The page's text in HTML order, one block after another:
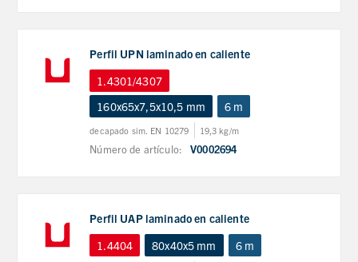
Perfil UPN laminado en caliente
1.4301/4307
160x65x7,5x10,5 mm
6 m
decapado sim. EN 10279 19,3 kg/m
Número de artículo: V0002694
Perfil UAP laminado en caliente
1.4404
80x40x5 mm 6 m